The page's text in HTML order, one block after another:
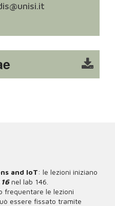
and IoT: le lezioni iniziano
nel lab 146.
frequentare le lezioni
essere fissato tramite